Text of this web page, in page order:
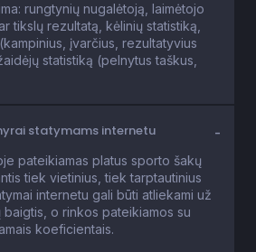
rungtynių nugalėtoją, laimėtojo
tikslų rezultatą, kėlinių statistiką,
įvarčius, rezultatyvius
statistiką (pelnytus taškus,
statymams internetu
pateikiamas platus sporto šakų
tiek vietinius, tiek tarptautinius
internetu gali būti atliekami už
o rinkos pateikiamos su
koeficientais.